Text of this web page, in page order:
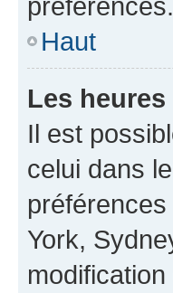
Haut
Les
Il est
celui dans
York,